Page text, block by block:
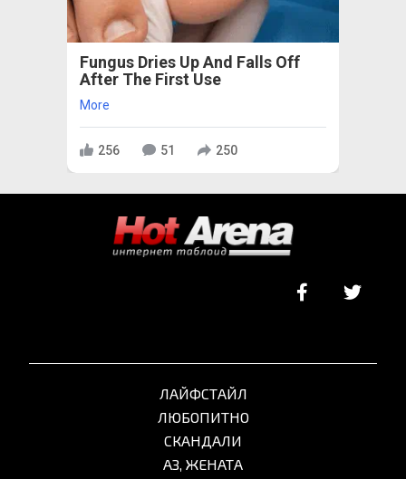
Fungus Dries Up And Falls Off
After The First Use
More
256 51 250
ЛАЙФСТАЙЛ
ЛЮБОПИТНО
СКАНДАЛИ
АЗ, ЖЕНАТА